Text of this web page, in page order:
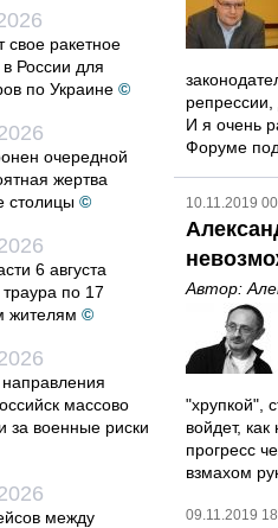
свое ракетное
России для
по Украине ©
очередной
жертва
столицы ©
6 августа
по 17
жителям ©
массово
за военные риски
между
И я очень
Форуме
10.11.2019
Автор:
"хрупкой",
войдет,
прогресс
взмахом
09.11.2019